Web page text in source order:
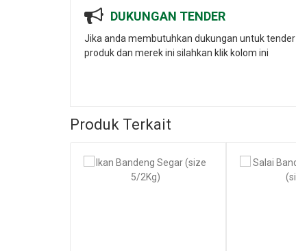
DUKUNGAN TENDER
Jika anda membutuhkan dukungan untuk tender
produk dan merek ini silahkan klik kolom ini
Produk Terkait